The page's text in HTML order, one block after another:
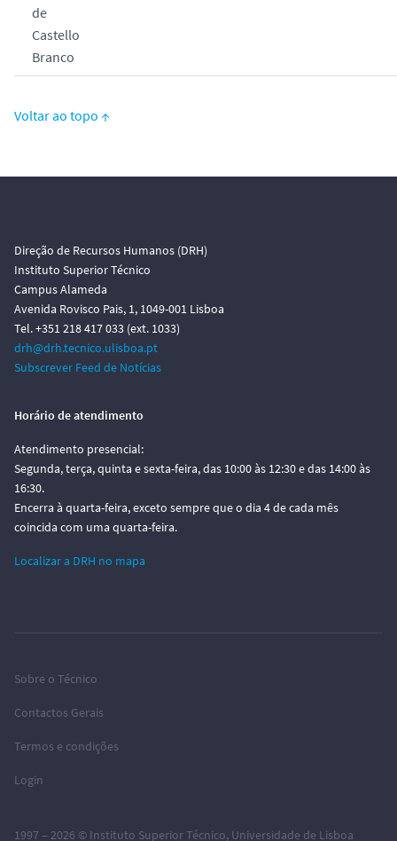
de
Castello
Branco
Voltar ao topo ↑
Direção de Recursos Humanos (DRH)
Instituto Superior Técnico
Campus Alameda
Avenida Rovisco Pais, 1, 1049-001 Lisboa
Tel. +351 218 417 033 (ext. 1033)
drh@drh.tecnico.ulisboa.pt
Subscrever Feed de Notícias
Horário de atendimento
Atendimento presencial:
Segunda, terça, quinta e sexta-feira, das 10:00 às 12:30 e das 14:00 às
16:30.
Encerra à quarta-feira, exceto sempre que o dia 4 de cada mês
coincida com uma quarta-feira.
Localizar a DRH no mapa
Sobre o Técnico
Contactos Gerais
Termos e condições
Login
1997 – 2026 © Instituto Superior Técnico, Universidade de Lisboa